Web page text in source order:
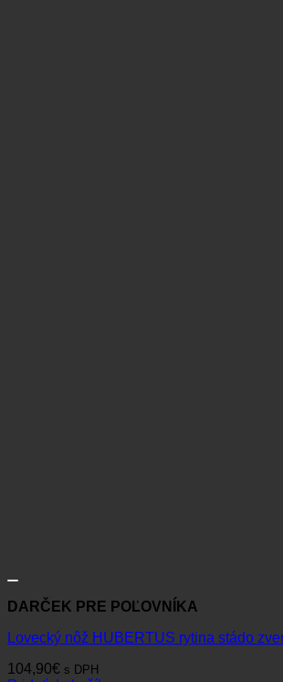
DARČEK PRE POĽOVNÍKA
Lovecký nôž HUBERTUS rytina stádo
104,90€ s DPH